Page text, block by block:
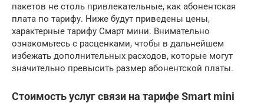
пакетов не столь привлекательные, как абонентская
плата по тарифу. Ниже будут приведены цены,
характерные тарифу Смарт мини. Внимательно
ознакомьтесь с расценками, чтобы в дальнейшем
избежать дополнительных расходов, которые могут
значительно превысить размер абонентской платы.
Стоимость услуг связи на тарифе Smart mini